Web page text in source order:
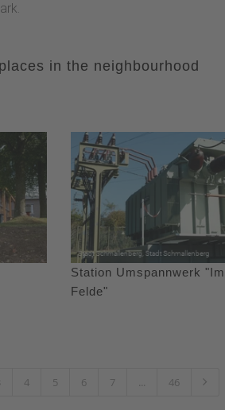
in the neighbourhood
Station Umspannwerk
Felde"
4 5 6 7 ... 46